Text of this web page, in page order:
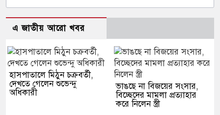
এ জাতীয় আরো খবর
হাসপাতালে মিঠুন চক্রবর্তী,
দেখতে গেলেন শুভেন্দু
অধিকারী
ভাঙছে না বিজয়ের সংসার,
বিচ্ছেদের মামলা প্রত্যাহার
করে নিলেন স্ত্রী